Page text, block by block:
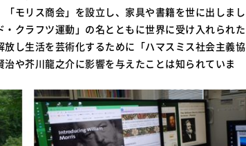
モリス商会」を設立し、家具や書籍を世に出しまし
クラフツ運動」の名とともに世界に受け入れられた
し生活を芸術化するために「ハマスミス社会主義協
や芥川龍之介に影響を与えたことは知られていま